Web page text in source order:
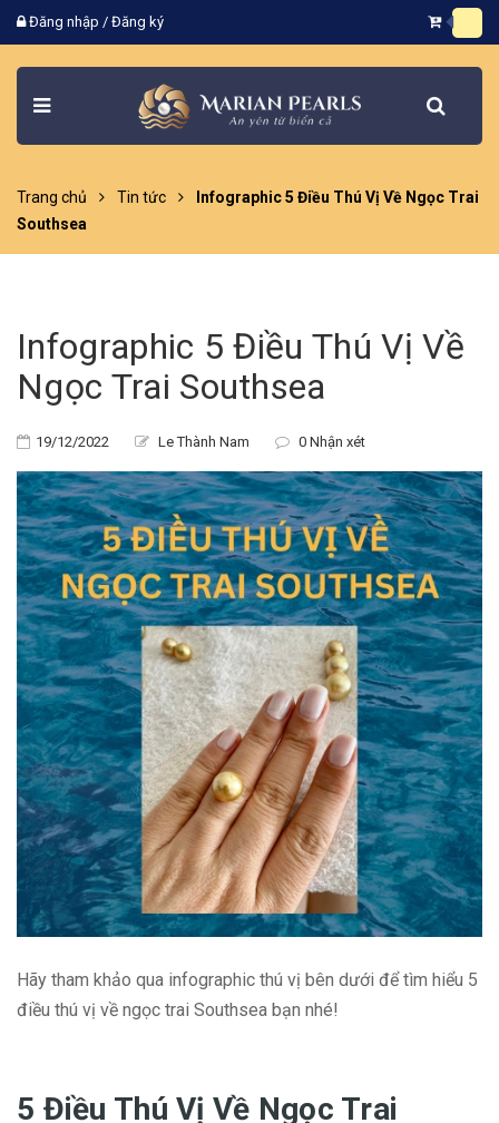
Đăng nhập / Đăng ký
Trang chủ Tin tức
Infographic 5 Điều Thú Vị Về Ngọc Trai
Southsea
Infographic 5 Điều Thú Vị Về
Ngọc Trai Southsea
19/12/2022 Le Thành Nam 0 Nhận xét
Hãy tham khảo qua infographic thú vị bên dưới để tìm hiểu 5
điều thú vị về ngọc trai Southsea bạn nhé!
5 Điều Thú Vị Về Ngọc Trai